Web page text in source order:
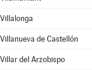
Villalonga
Villanueva de Castellón
Villar del Arzobispo